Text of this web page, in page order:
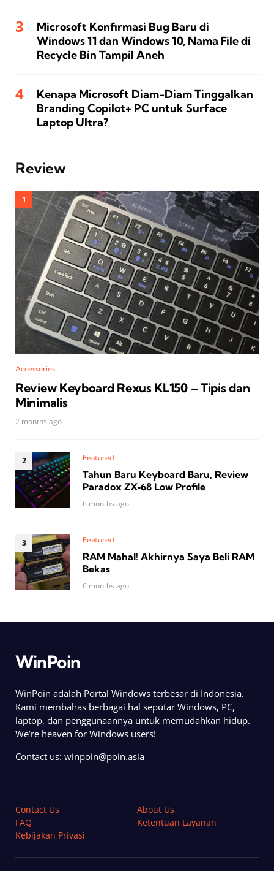
Microsoft Konfirmasi Bug Baru di
Windows 11 dan Windows 10, Nama File di
Recycle Bin Tampil Aneh
Kenapa Microsoft Diam-Diam Tinggalkan
Branding Copilot+ PC untuk Surface
Laptop Ultra?
Review
Accessories
Review Keyboard Rexus KL150 – Tipis dan
Minimalis
2 months ago
Featured
Tahun Baru Keyboard Baru, Review
Paradox ZX‑68 Low Profile
6 months ago
Featured
RAM Mahal! Akhirnya Saya Beli RAM
Bekas
6 months ago
WinPoin
WinPoin adalah Portal Windows terbesar di Indonesia.
Kami membahas berbagai hal seputar Windows, PC,
laptop, dan penggunaannya untuk memudahkan hidup.
We’re heaven for Windows users!
Contact us: winpoin@poin.asia
Contact Us
About Us
FAQ
Ketentuan Layanan
Kebijakan Privasi